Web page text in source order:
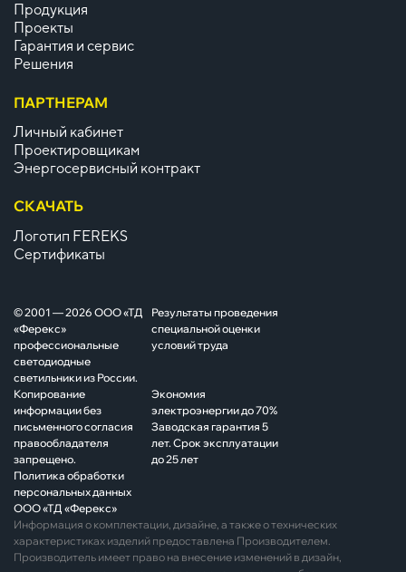
Продукция
Проекты
Гарантия и сервис
Решения
ПАРТНЕРАМ
Личный кабинет
Проектировщикам
Энергосервисный контракт
СКАЧАТЬ
Логотип FEREKS
Сертификаты
© 2001 — 2026 ООО «ТД
«Ферекс»
профессиональные
светодиодные
светильники из России.
Результаты проведения
специальной оценки
условий труда
Копирование
информации без
письменного согласия
правообладателя
запрещено.
Экономия
электроэнергии до 70%
Заводская гарантия 5
лет. Срок эксплуатации
до 25 лет
Политика обработки
персональных данных
ООО «ТД «Ферекс»
Информация о комплектации, дизайне, а также о технических
характеристиках изделий предоставлена Производителем.
Производитель имеет право на внесение изменений в дизайн,